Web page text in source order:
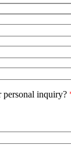
All Rights
personal inquiry?